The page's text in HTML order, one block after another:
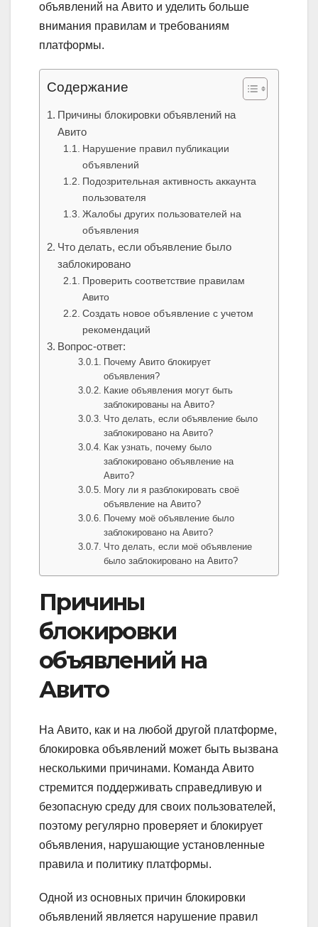
объявлений на Авито и уделить больше
внимания правилам и требованиям
платформы.
Содержание
Причины блокировки объявлений на
Авито
Нарушение правил публикации
объявлений
Подозрительная активность аккаунта
пользователя
Жалобы других пользователей на
объявления
Что делать, если объявление было
заблокировано
Проверить соответствие правилам
Авито
Создать новое объявление с учетом
рекомендаций
Вопрос-ответ:
Почему Авито блокирует
объявления?
Какие объявления могут быть
заблокированы на Авито?
Что делать, если объявление было
заблокировано на Авито?
Как узнать, почему было
заблокировано объявление на
Авито?
Могу ли я разблокировать своё
объявление на Авито?
Почему моё объявление было
заблокировано на Авито?
Что делать, если моё объявление
было заблокировано на Авито?
Причины
блокировки
объявлений на
Авито
На Авито, как и на любой другой платформе,
блокировка объявлений может быть вызвана
несколькими причинами. Команда Авито
стремится поддерживать справедливую и
безопасную среду для своих пользователей,
поэтому регулярно проверяет и блокирует
объявления, нарушающие установленные
правила и политику платформы.
Одной из основных причин блокировки
объявлений является нарушение правил